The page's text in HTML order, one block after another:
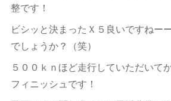
整です！
ビシッと決まったＸ５良いですねー
でしょうか？（笑）
５００ｋｎほど走行していただいて
フィニッシュです！